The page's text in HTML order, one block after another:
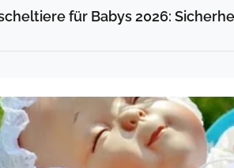
für Babys 2026: